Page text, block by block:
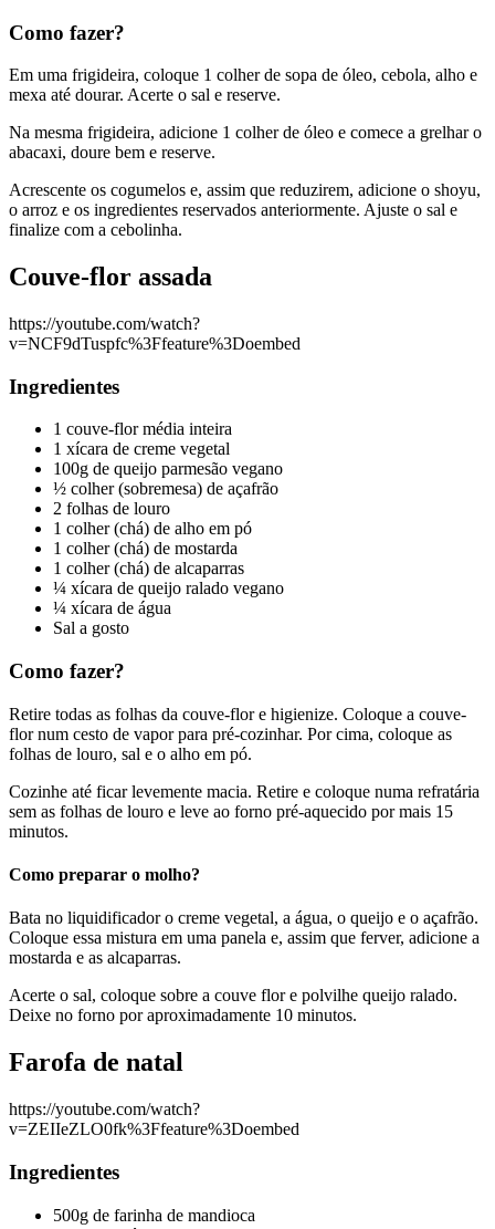
Como fazer?
Em uma frigideira, coloque 1 colher de sopa de óleo, cebola, alho e
mexa até dourar. Acerte o sal e reserve.
Na mesma frigideira, adicione 1 colher de óleo e comece a grelhar o
abacaxi, doure bem e reserve.
Acrescente os cogumelos e, assim que reduzirem, adicione o shoyu,
o arroz e os ingredientes reservados anteriormente. Ajuste o sal e
finalize com a cebolinha.
Couve-flor assada
https://youtube.com/watch?
v=NCF9dTuspfc%3Ffeature%3Doembed
Ingredientes
1 couve-flor média inteira
1 xícara de creme vegetal
100g de queijo parmesão vegano
½ colher (sobremesa) de açafrão
2 folhas de louro
1 colher (chá) de alho em pó
1 colher (chá) de mostarda
1 colher (chá) de alcaparras
¼ xícara de queijo ralado vegano
¼ xícara de água
Sal a gosto
Como fazer?
Retire todas as folhas da couve-flor e higienize. Coloque a couve-
flor num cesto de vapor para pré-cozinhar. Por cima, coloque as
folhas de louro, sal e o alho em pó.
Cozinhe até ficar levemente macia. Retire e coloque numa refratária
sem as folhas de louro e leve ao forno pré-aquecido por mais 15
minutos.
Como preparar o molho?
Bata no liquidificador o creme vegetal, a água, o queijo e o açafrão.
Coloque essa mistura em uma panela e, assim que ferver, adicione a
mostarda e as alcaparras.
Acerte o sal, coloque sobre a couve flor e polvilhe queijo ralado.
Deixe no forno por aproximadamente 10 minutos.
Farofa de natal
https://youtube.com/watch?
v=ZEIIeZLO0fk%3Ffeature%3Doembed
Ingredientes
500g de farinha de mandioca